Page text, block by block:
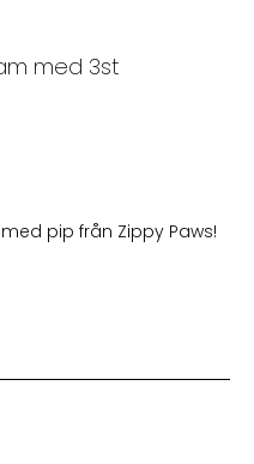
med 3st
pip från Zippy Paws!